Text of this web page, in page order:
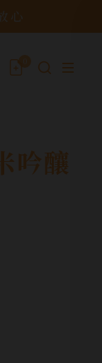
心
吟釀